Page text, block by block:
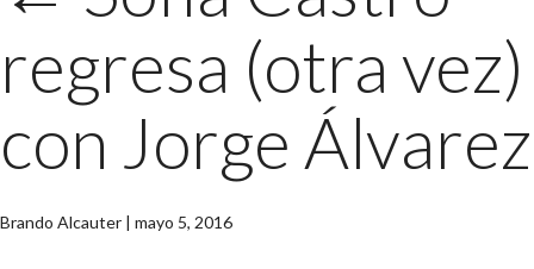
regresa (otra vez)
con Jorge Álvarez
Brando Alcauter | mayo 5, 2016